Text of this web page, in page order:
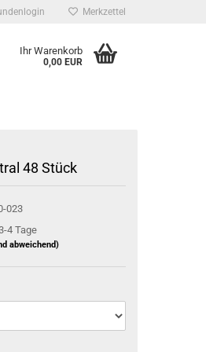
Merkzettel
Ihr Warenkorb
0,00 EUR
48 Stück
023
4 Tage
abweichend)